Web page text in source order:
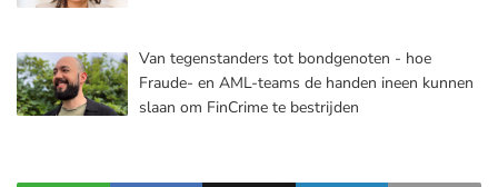
Van tegenstanders tot bondgenoten - hoe
Fraude- en AML-teams de handen ineen kunnen
slaan om FinCrime te bestrijden